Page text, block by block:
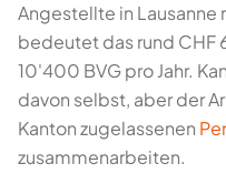
Angestellte in
bedeutet das rund CHF
10'400 BVG pro Jahr.
davon selbst, aber der
Kanton zugelassenen
zusammenarbeiten.